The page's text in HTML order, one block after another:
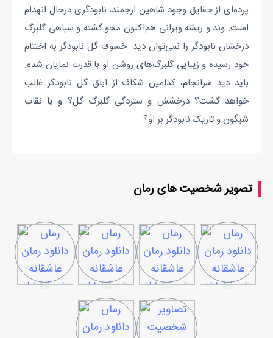
پرده‌ای از حقایق وجود شاهین ارجمند، نابودگری درحال انهدام
است. وند و ریشه ویرانی هم‌اکنون محو گشته و سیاهی گلبرگ
درخشان نابودگر را نمی‌توان دید. خسوف گل نابودگر به اختتام
خود رسیده و زیبایی گلبرگ‌های روشن او با قدرت نمایان شده.
باید دید سرانجام، کدامین شکاف از ابلق گل نابودگر غالب
خواهد گشت؟ درخشش و ستردگی گلبرگ گل؟ و یا نقاب
شبگون و تاریک نابودگر بر او؟
تصویر شخصیت های رمان